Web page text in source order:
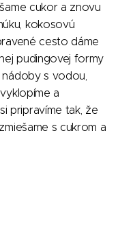
cukor a znovu
kokosovú
cesto dáme
pudingovej formy
s vodou,
a
pripravíme tak, že
s cukrom a